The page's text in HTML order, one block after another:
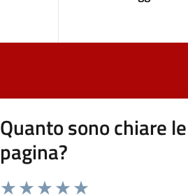
Quanto sono chiare
pagina?